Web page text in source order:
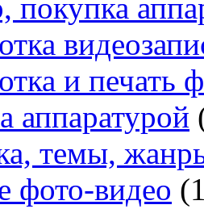
покупка
и печать
аппаратурой
темы,
фото-видео